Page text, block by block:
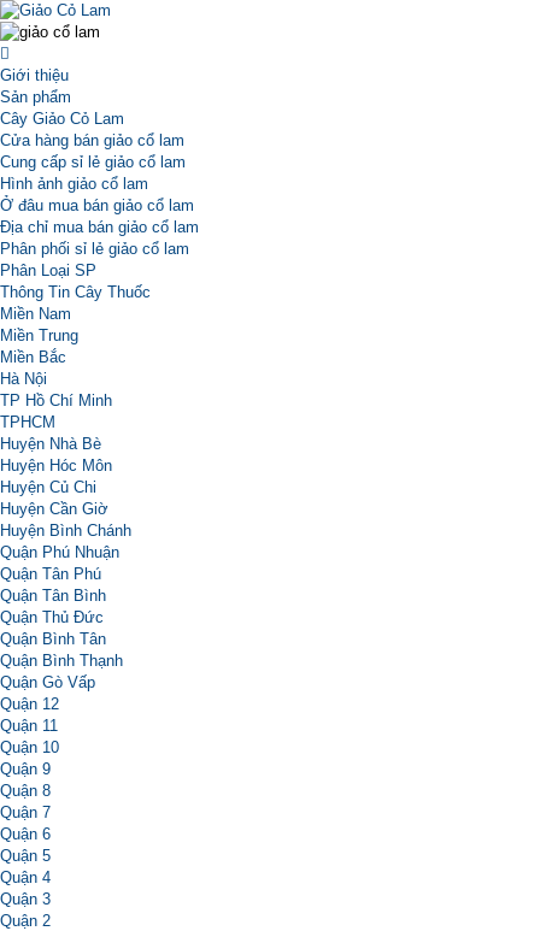
Giới thiệu
Sản phẩm
Cây Giảo Cỏ Lam
Cửa hàng bán giảo cổ lam
Cung cấp sỉ lẻ giảo cổ lam
Hình ảnh giảo cổ lam
Ở đâu mua bán giảo cổ lam
Địa chỉ mua bán giảo cổ lam
Phân phối sỉ lẻ giảo cổ lam
Phân Loại SP
Thông Tin Cây Thuốc
Miền Nam
Miền Trung
Miền Bắc
Hà Nội
TP Hồ Chí Minh
TPHCM
Huyện Nhà Bè
Huyện Hóc Môn
Huyện Củ Chi
Huyện Cần Giờ
Huyện Bình Chánh
Quận Phú Nhuận
Quận Tân Phú
Quận Tân Bình
Quận Thủ Đức
Quận Bình Tân
Quận Bình Thạnh
Quận Gò Vấp
Quận 12
Quận 11
Quận 10
Quận 9
Quận 8
Quận 7
Quận 6
Quận 5
Quận 4
Quận 3
Quận 2